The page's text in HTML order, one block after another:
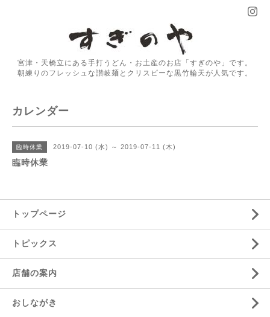
宮津・天橋立にある手打うどん・お土産のお店「すぎのや」です。
朝練りのフレッシュな讃岐麺とクリスピーな黒竹輪天が人気です。
カレンダー
臨時休業 2019-07-10 (水) ～ 2019-07-11 (木)
臨時休業
トップページ
トピックス
店舗の案内
おしながき